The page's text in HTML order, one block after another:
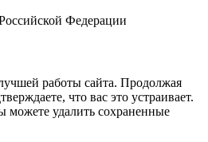
Федерации
работы сайта. Продолжая
что вас это устраивает.
можете удалить сохраненные